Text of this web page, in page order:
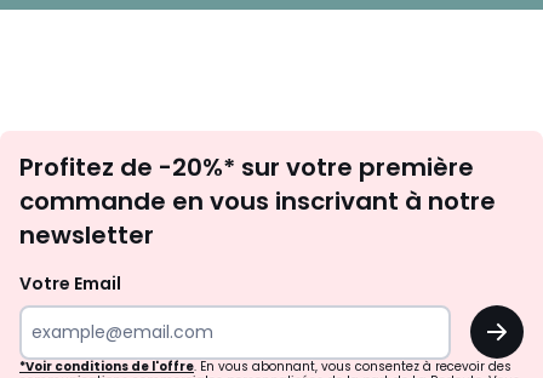
newsletter
Profitez de -20%* sur votre première
commande en vous inscrivant à notre
newsletter
Votre Email
OK
*Voir conditions de l'offre. En vous abonnant, vous consentez à recevoir des